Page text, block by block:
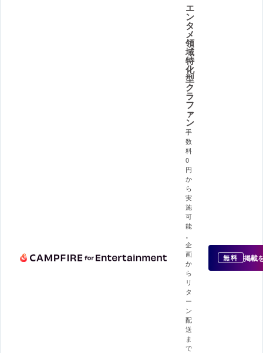
エ
ン
タ
メ
領
域
特
化
型
ク
ラ
フ
ァ
ン
手
数
料
0
円
か
ら
実
施
可
能
企
画
か
ら
リ
タ
ー
ン
配
送
ま
で
無料 掲載